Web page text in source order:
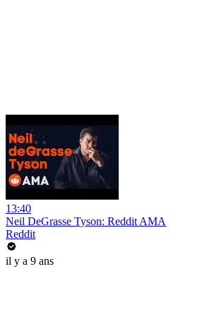
13:40
Neil DeGrasse Tyson: Reddit AMA
Reddit
il y a 9 ans